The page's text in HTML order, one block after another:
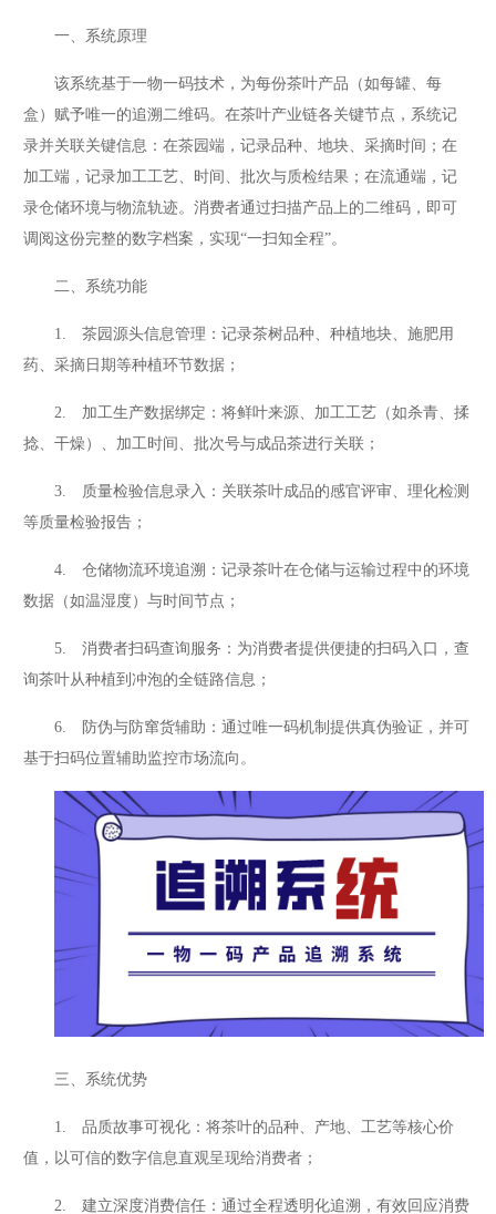
一、系统原理
该系统基于一物一码技术，为每份茶叶产品（如每罐、每
盒）赋予唯一的追溯二维码。在茶叶产业链各关键节点，系统记
录并关联关键信息：在茶园端，记录品种、地块、采摘时间；在
加工端，记录加工工艺、时间、批次与质检结果；在流通端，记
录仓储环境与物流轨迹。消费者通过扫描产品上的二维码，即可
调阅这份完整的数字档案，实现“一扫知全程”。
二、系统功能
1. 茶园源头信息管理：记录茶树品种、种植地块、施肥用
药、采摘日期等种植环节数据；
2. 加工生产数据绑定：将鲜叶来源、加工工艺（如杀青、揉
捻、干燥）、加工时间、批次号与成品茶进行关联；
3. 质量检验信息录入：关联茶叶成品的感官评审、理化检测
等质量检验报告；
4. 仓储物流环境追溯：记录茶叶在仓储与运输过程中的环境
数据（如温湿度）与时间节点；
5. 消费者扫码查询服务：为消费者提供便捷的扫码入口，查
询茶叶从种植到冲泡的全链路信息；
6. 防伪与防窜货辅助：通过唯一码机制提供真伪验证，并可
基于扫码位置辅助监控市场流向。
三、系统优势
1. 品质故事可视化：将茶叶的品种、产地、工艺等核心价
值，以可信的数字信息直观呈现给消费者；
2. 建立深度消费信任：通过全程透明化追溯，有效回应消费